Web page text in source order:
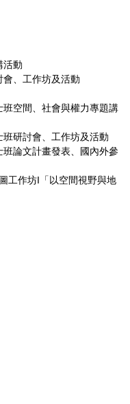
活動
、工作坊及活動
空間、社會與權力專題講
研討會、工作坊及活動
論文計畫發表、國內外參
工作坊I「以空間視野與地